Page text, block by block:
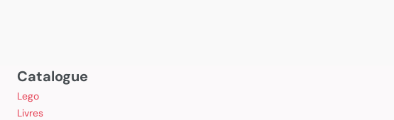
Catalogue
Lego
Livres